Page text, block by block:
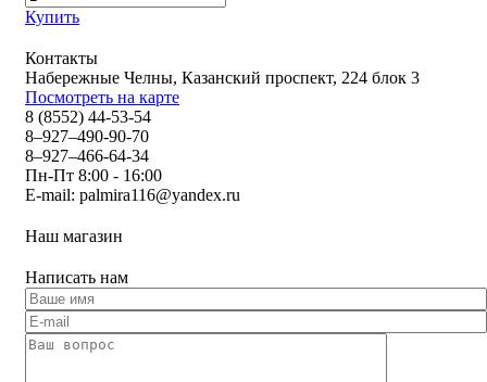
Купить
Контакты
Набережные Челны, Казанский проспект, 224 блок 3
Посмотреть на карте
8 (8552) 44-53-54
8–927–490-90-70
8–927–466-64-34
Пн-Пт 8:00 - 16:00
E-mail: palmira116@yandex.ru
Наш магазин
Написать нам